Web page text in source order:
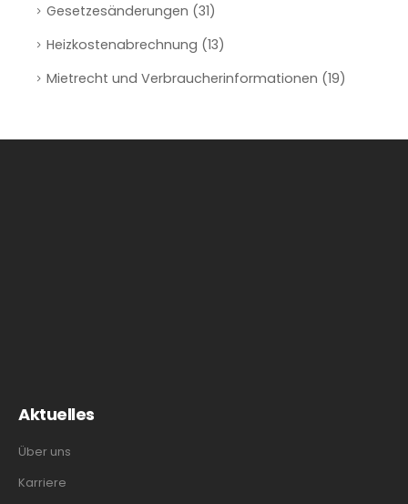
Gesetzesänderungen (31)
Heizkostenabrechnung (13)
Mietrecht und Verbraucherinformationen (19)
Aktuelles
Über uns
Karriere